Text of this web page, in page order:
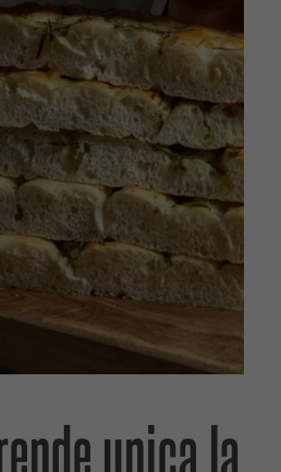
unica la